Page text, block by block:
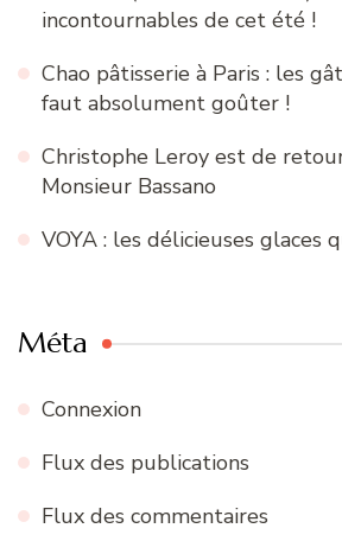
incontournables de cet été !
Chao pâtisserie à Paris : les
faut absolument goûter !
Christophe Leroy est de
Monsieur Bassano
VOYA : les délicieuses glaces
Méta
Connexion
Flux des publications
Flux des commentaires